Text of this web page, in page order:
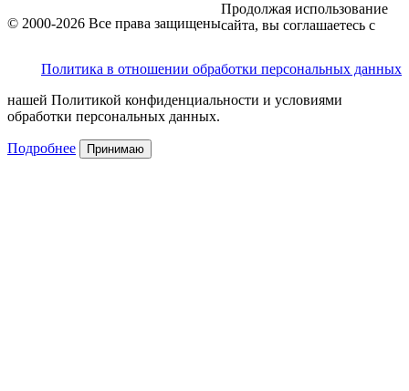
© 2000-2026 Все права защищены
Политика в отношении обработки персональных данных
Продолжая использование
сайта, вы соглашаетесь с
нашей Политикой конфиденциальности и условиями
обработки персональных данных.
Подробнее Принимаю